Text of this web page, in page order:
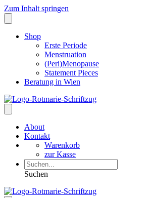
Zum Inhalt springen
Shop
Erste Periode
Menstruation
(Peri)Menopause
Statement Pieces
Beratung in Wien
About
Kontakt
Warenkorb
zur Kasse
Suchen